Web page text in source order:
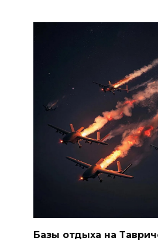
Базы отдыха на